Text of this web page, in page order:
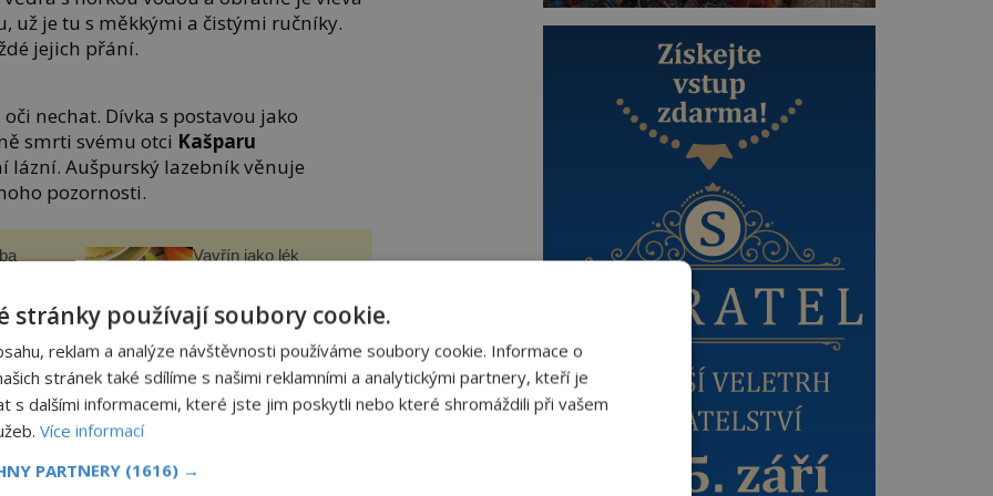
už je tu s měkkými a čistými ručníky.
jejich přání.
nechat. Dívka s postavou jako
smrti svému otci Kašparu
lázní. Aušpurský lazebník věnuje
pozornosti.
Vavřín jako lék
panidomu.cz
což je u žen v tehdejší době naprosto
zájem okolí svými znalostmi, ale
stránky používají soubory cookie.
reklam a analýze návštěvnosti používáme soubory cookie. Informace o
stránek také sdílíme s našimi reklamními a analytickými partnery, kteří je
s dalšími informacemi, které jste jim poskytli nebo které shromáždili při vašem
Více informací
PARTNERY (1616) →